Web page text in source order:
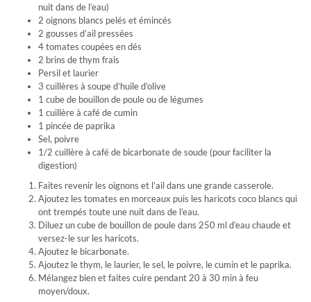
nuit dans de l’eau)
2 oignons blancs pelés et émincés
2 gousses d’ail pressées
4 tomates coupées en dés
2 brins de thym frais
Persil et laurier
3 cuillères à soupe d’huile d’olive
1 cube de bouillon de poule ou de légumes
1 cuillère à café de cumin
1 pincée de paprika
Sel, poivre
1/2 cuillère à café de bicarbonate de soude (pour faciliter la
digestion)
Faites revenir les oignons et l’ail dans une grande casserole.
Ajoutez les tomates en morceaux puis les haricots coco blancs qui
ont trempés toute une nuit dans de l’eau.
Diluez un cube de bouillon de poule dans 250 ml d’eau chaude et
versez-le sur les haricots.
Ajoutez le bicarbonate.
Ajoutez le thym, le laurier, le sel, le poivre, le cumin et le paprika.
Mélangez bien et faites cuire pendant 20 à 30 min à feu
moyen/doux.